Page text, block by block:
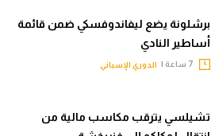
برشلونة يضع ليفاندوفسكي ضمن قائمة
أساطير النادي
الدوري الإسباني
تشيلسي يترقب مكاسب مالية من